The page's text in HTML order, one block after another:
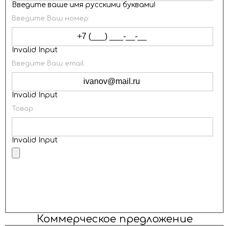
Введите ваше имя русскими буквами!
Введите Ваш номер:
Invalid Input
Введите Ваш email:
Invalid Input
Товар
Invalid Input
Коммерческое предложение